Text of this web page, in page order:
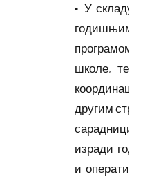
• У складу
годишњим
програмом
школе, те
другим
изради
и